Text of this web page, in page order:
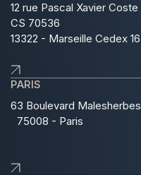
12 rue Pascal Xavier Coste
CS 70536
13322 - Marseille Cedex 16
PARIS
63 Boulevard Malesherbes
75008 - Paris